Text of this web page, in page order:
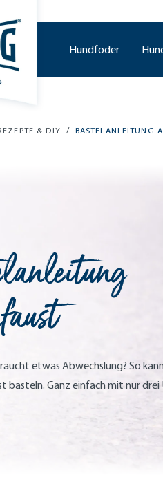
Hundfoder
& DIY / BASTELANLEITUNG
etwas Abwechslung? So
basteln. Ganz einfach mit nur drei